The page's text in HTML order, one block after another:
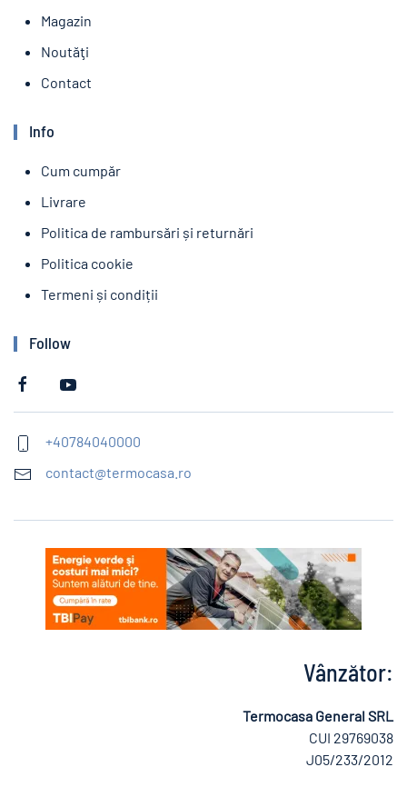
Magazin
Noutăţi
Contact
Info
Cum cumpăr
Livrare
Politica de rambursări și returnări
Politica cookie
Termeni și condiții
Follow
+40784040000
contact@termocasa.ro
Vânzător:
Termocasa General SRL
CUI 29769038
J05/233/2012